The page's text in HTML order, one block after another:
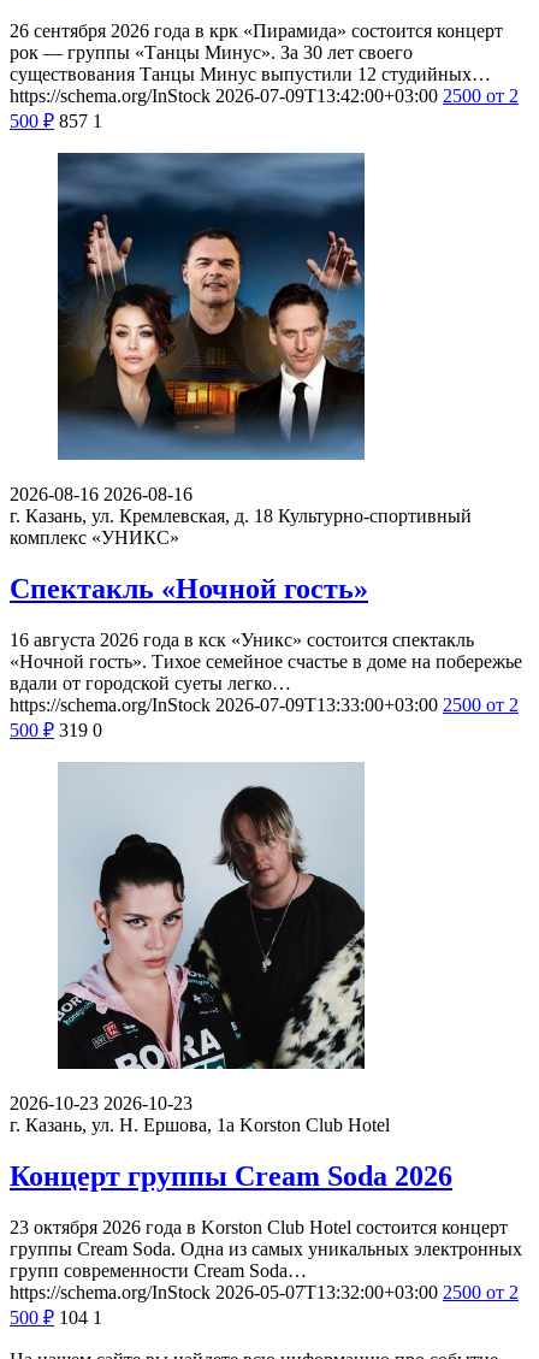
26 сентября 2026 года в крк «Пирамида» состоится концерт
рок — группы «Танцы Минус». За 30 лет своего
существования Танцы Минус выпустили 12 студийных…
https://schema.org/InStock 2026-07-09T13:42:00+03:00 2500 от 2
500 ₽ 857 1
2026-08-16 2026-08-16
г. Казань, ул. Кремлевская, д. 18 Культурно-спортивный
комплекс «УНИКС»
Спектакль «Ночной гость»
16 августа 2026 года в кск «Уникс» состоится спектакль
«Ночной гость». Тихое семейное счастье в доме на побережье
вдали от городской суеты легко…
https://schema.org/InStock 2026-07-09T13:33:00+03:00 2500 от 2
500 ₽ 319 0
2026-10-23 2026-10-23
г. Казань, ул. Н. Ершова, 1а Korston Club Hotel
Концерт группы Cream Soda 2026
23 октября 2026 года в Korston Club Hotel состоится концерт
группы Cream Soda. Одна из самых уникальных электронных
групп современности Cream Soda…
https://schema.org/InStock 2026-05-07T13:32:00+03:00 2500 от 2
500 ₽ 104 1